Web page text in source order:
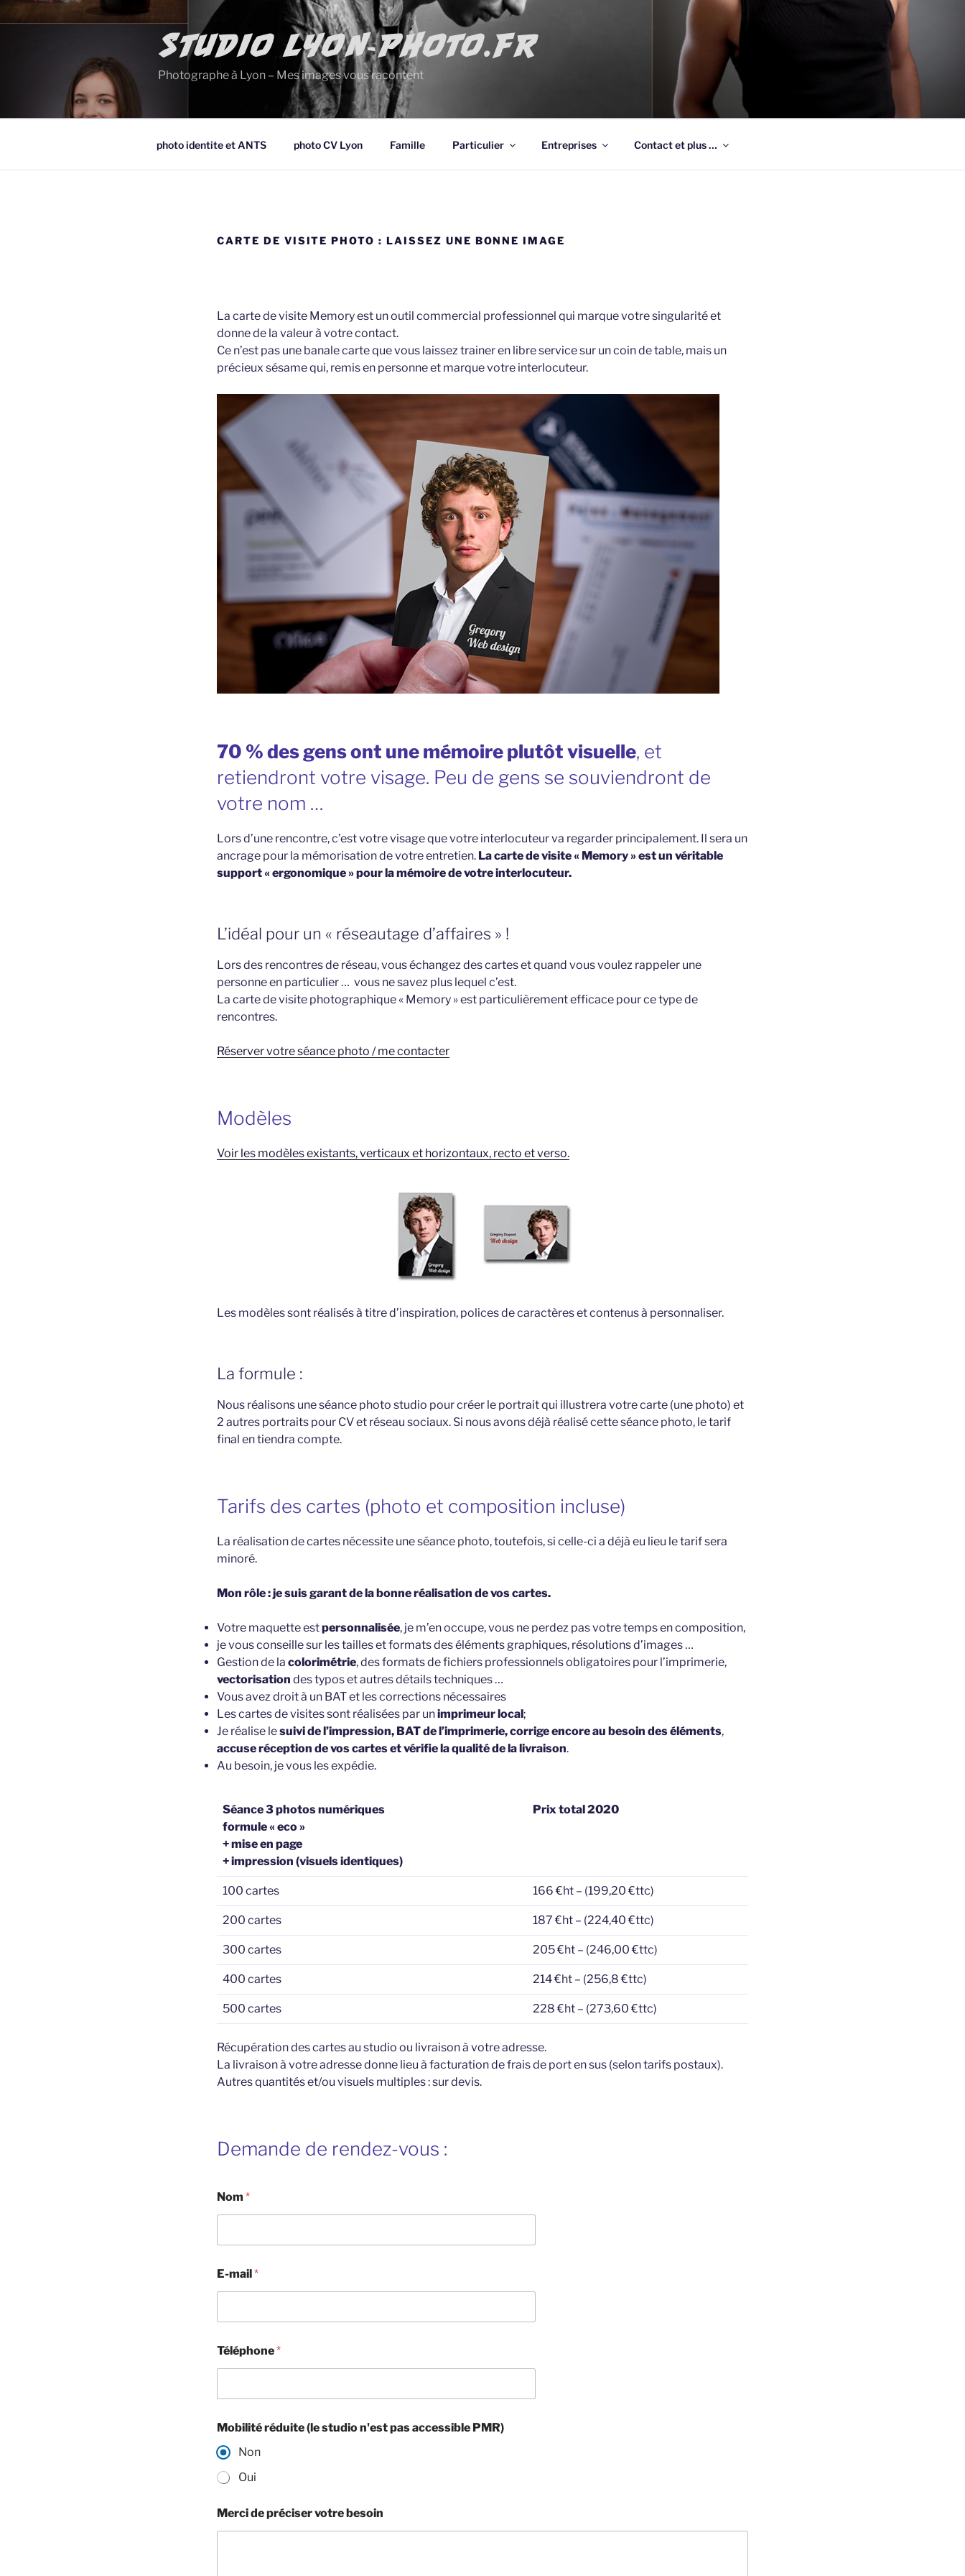
au
STUDIO LYON-PHOTO.FR
Photographe à Lyon – Mes images vous racontent
photo identite et ANTS photo CV Lyon Famille Particulier Entreprises Contact et plus …
CARTE DE VISITE PHOTO : LAISSEZ UNE BONNE IMAGE
La carte de visite Memory est un outil commercial professionnel qui marque votre singularité et
donne de la valeur à votre contact.
Ce n’est pas une banale carte que vous laissez trainer en libre service sur un coin de table, mais un
précieux sésame qui, remis en personne et marque votre interlocuteur.
70 % des gens ont une mémoire plutôt visuelle, et
retiendront votre visage. Peu de gens se souviendront de
votre nom …
Lors d’une rencontre, c’est votre visage que votre interlocuteur va regarder principalement. Il sera un
ancrage pour la mémorisation de votre entretien. La carte de visite « Memory » est un véritable
support « ergonomique » pour la mémoire de votre interlocuteur.
L’idéal pour un « réseautage d’affaires » !
Lors des rencontres de réseau, vous échangez des cartes et quand vous voulez rappeler une
personne en particulier … vous ne savez plus lequel c’est.
La carte de visite photographique « Memory » est particulièrement efficace pour ce type de
rencontres.
Réserver votre séance photo / me contacter
Modèles
Voir les modèles existants, verticaux et horizontaux, recto et verso.
Les modèles sont réalisés à titre d’inspiration, polices de caractères et contenus à personnaliser.
La formule :
Nous réalisons une séance photo studio pour créer le portrait qui illustrera votre carte (une photo) et
2 autres portraits pour CV et réseau sociaux. Si nous avons déjà réalisé cette séance photo, le tarif
final en tiendra compte.
Tarifs des cartes (photo et composition incluse)
La réalisation de cartes nécessite une séance photo, toutefois, si celle-ci a déjà eu lieu le tarif sera
minoré.
Mon rôle : je suis garant de la bonne réalisation de vos cartes.
Votre maquette estpersonnalisée, je m’en occupe, vous ne perdez pas votre temps en composition,
je vous conseille sur les tailles et formats des éléments graphiques, résolutions d’images …
Gestion de la colorimétrie, des formats de fichiers professionnels obligatoires pour l’imprimerie,
vectorisation des typos et autres détails techniques …
Vous avez droit à un BAT et les corrections nécessaires
Les cartes de visites sont réalisées par unimprimeur local;
Je réalise lesuivi de l’impression, BAT de l’imprimerie, corrige encore au besoin des éléments,
accuse réception de vos cartes et vérifie la qualité de la livraison.
Au besoin, je vous les expédie.
Séance 3 photos numériques
formule « eco »
+ mise en page
+ impression (visuels identiques)
Prix total 2020
100 cartes 166 €ht – (199,20 €ttc)
200 cartes 187 €ht – (224,40 €ttc)
300 cartes 205 €ht – (246,00 €ttc)
400 cartes 214 €ht – (256,8 €ttc)
500 cartes 228 €ht – (273,60 €ttc)
Récupération des cartes au studio ou livraison à votre adresse.
La livraison à votre adresse donne lieu à facturation de frais de port en sus (selon tarifs postaux).
Autres quantités et/ou visuels multiples : sur devis.
Demande de rendez-vous :
Nom *
t
u
i
P
M
R
b
s
i
n
E-mail*
Téléphone*
Mobilité réduite (le studio n'est pas accessible PMR)
Non
Oui
Merci de préciser votre besoin